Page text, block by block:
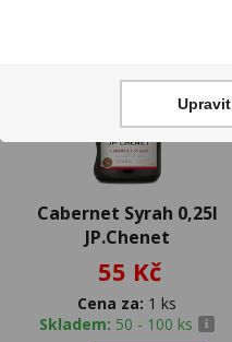
Cabernet Syrah 0,25l
JP.Chenet
55 Kč
Cena za: 1 ks
Skladem: 50 - 100 ks
Upravit